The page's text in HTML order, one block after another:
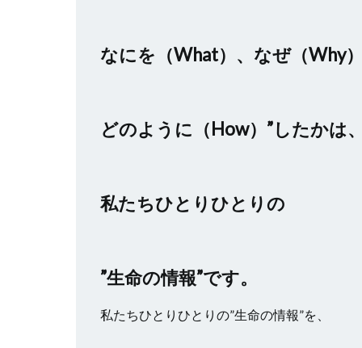
なにを（What）、なぜ（Why
どのように（How）”したかは
私たちひとりひとりの
”生命の情報”です。
私たちひとりひとりの”生命の情報”を、